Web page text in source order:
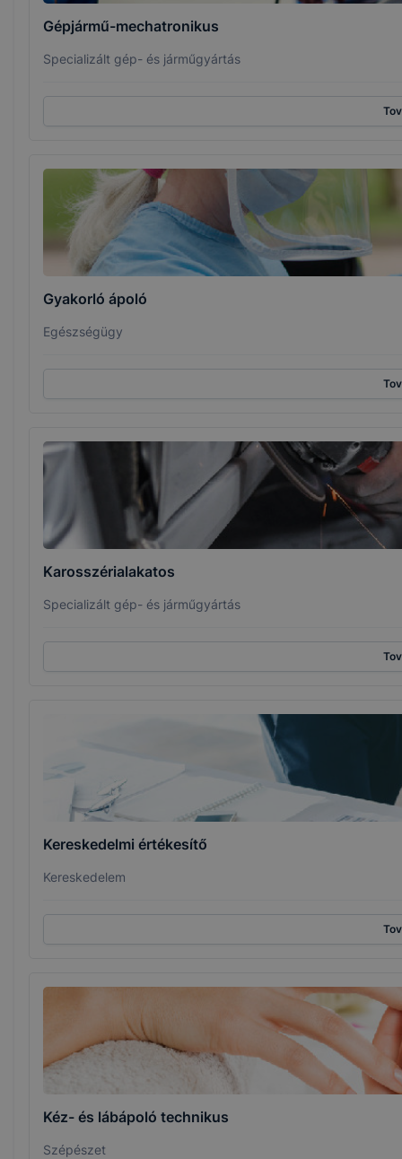
Gépjármű-mechatronikus
Specializált gép- és járműgyártás
Gyakorló ápoló
Egészségügy
Karosszérialakatos
Specializált gép- és járműgyártás
Kereskedelmi értékesítő
Kereskedelem
Kéz- és lábápoló technikus
Szépészet